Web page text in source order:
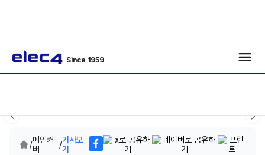
Since 1959
/메인커
버
/기사보
기